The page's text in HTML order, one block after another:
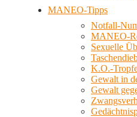
MANEO-Tipps
Notfall-
MANEO-
Sexuelle
K.O.-
Gewalt in
Gewalt